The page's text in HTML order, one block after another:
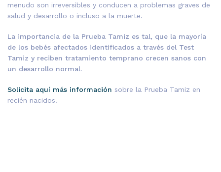
menudo son irreversibles y conducen a problemas graves de
salud y desarrollo o incluso a la muerte.
La importancia de la Prueba Tamiz es tal, que la mayoría
de los bebés afectados identificados a través del Test
Tamiz y reciben tratamiento temprano crecen sanos con
un desarrollo normal.
Solicita aquí más información sobre la Prueba Tamiz en
recién nacidos.